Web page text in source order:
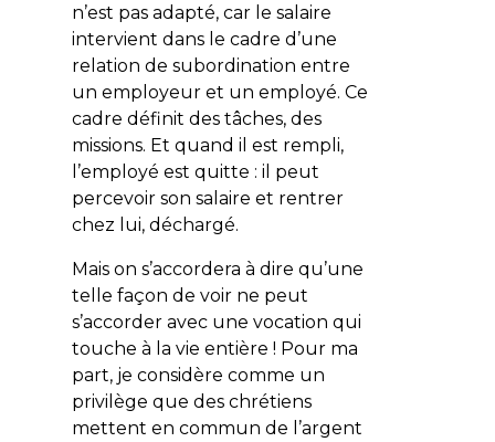
n’est pas adapté, car le salaire
intervient dans le cadre d’une
relation de subordination entre
un employeur et un employé. Ce
cadre définit des tâches, des
missions. Et quand il est rempli,
l’employé est quitte : il peut
percevoir son salaire et rentrer
chez lui, déchargé.
Mais on s’accordera à dire qu’une
telle façon de voir ne peut
s’accorder avec une vocation qui
touche à la vie entière ! Pour ma
part, je considère comme un
privilège que des chrétiens
mettent en commun de l’argent